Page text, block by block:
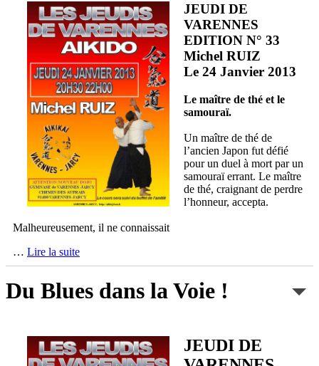
JEUDI DE
VARENNES
EDITION N° 33
Michel RUIZ
Le 24 Janvier 2013
Le maître de thé et le
samouraï.
Un maître de thé de
l’ancien Japon fut défié
pour un duel à mort par un
samouraï errant. Le maître
de thé, craignant de perdre
l’honneur, accepta.
Malheureusement, il ne connaissait
… Lire la suite
Du Blues dans la Voie !
JEUDI DE